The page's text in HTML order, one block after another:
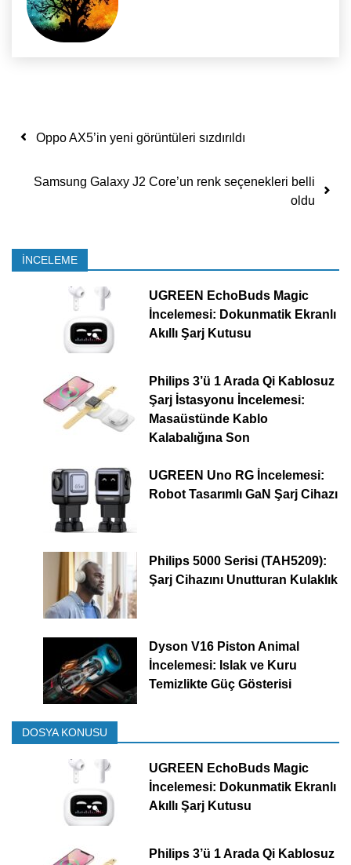
Yazı dolaşımı
Oppo AX5’in yeni görüntüleri sızdırıldı
Samsung Galaxy J2 Core’un renk seçenekleri belli
oldu
İNCELEME
UGREEN EchoBuds Magic
İncelemesi: Dokunmatik Ekranlı
Akıllı Şarj Kutusu
Philips 3’ü 1 Arada Qi Kablosuz
Şarj İstasyonu İncelemesi:
Masaüstünde Kablo
Kalabalığına Son
UGREEN Uno RG İncelemesi:
Robot Tasarımlı GaN Şarj Cihazı
Philips 5000 Serisi (TAH5209):
Şarj Cihazını Unutturan Kulaklık
Dyson V16 Piston Animal
İncelemesi: Islak ve Kuru
Temizlikte Güç Gösterisi
DOSYA KONUSU
UGREEN EchoBuds Magic
İncelemesi: Dokunmatik Ekranlı
Akıllı Şarj Kutusu
Philips 3’ü 1 Arada Qi Kablosuz